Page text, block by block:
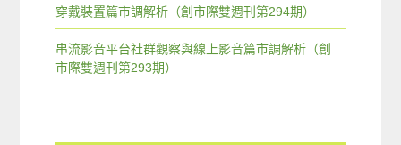
穿戴裝置篇市調解析（創市際雙週刊第294期）
串流影音平台社群觀察與線上影音篇市調解析（創
市際雙週刊第293期）